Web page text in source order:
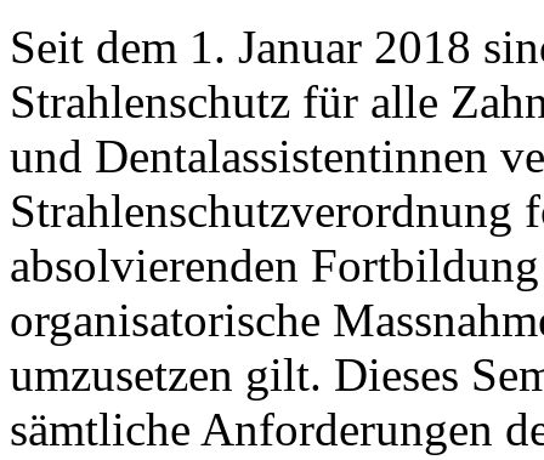
Seit dem 1. Januar 2018
Strahlenschutz für alle
und Dentalassistentinnen
Strahlenschutzverordnung
absolvierenden
organisatorische
umzusetzen gilt. Dieses
sämtliche Anforderungen